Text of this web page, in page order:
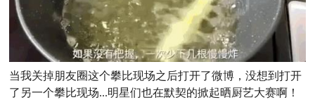
当我关掉朋友圈这个攀比现场之后打开了微博，没想到打开
了另一个攀比现场...明星们也在默契的掀起晒厨艺大赛啊！